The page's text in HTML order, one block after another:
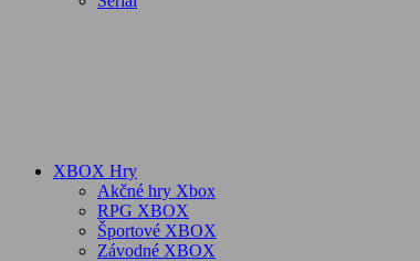
XBOX Hry
Akčné hry Xbox
RPG XBOX
Športové XBOX
Závodné XBOX